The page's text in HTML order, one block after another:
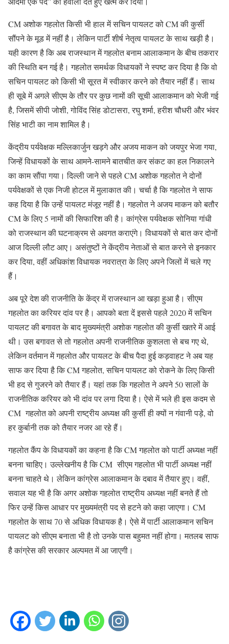
CM अशोक गहलोत किसी भी हाल में सचिन पायलट को CM की कुर्सी
सौंपने के मूड में नहीं है। लेकिन पार्टी शीर्ष नेतृत्व पायलट के साथ खड़ी है।
यही कारण है कि अब राजस्थान में गहलोत बनाम आलाकमान के बीच तकरार
की स्थिति बन गई है। गहलोत समर्थक विधायकों ने स्पष्ट कर दिया है कि वो
सचिन पायलट को किसी भी सूरत में स्वीकार करने को तैयार नहीं हैं। साथ
ही सूबे में अगले सीएम के तौर पर कुछ नामों की सूची आलाकमान को भेजी गई
है, जिसमें सीपी जोशी, गोविंद सिंह डोटासरा, रघु शर्मा, हरीश चौधरी और भंवर
सिंह भाटी का नाम शामिल है।
केंद्रीय पर्यवेक्षक मल्लिकार्जुन खड़गे और अजय माकन को जयपुर भेजा गया,
जिन्हें विधायकों के साथ आमने-सामने बातचीत कर संकट का हल निकालने
का काम सौंपा गया। दिल्ली जाने से पहले CM अशोक गहलोत ने दोनों
पर्यवेक्षकों से एक निजी होटल में मुलाकात की। चर्चा है कि गहलोत ने साफ
कह दिया है कि उन्हें पायलट मंजूर नहीं है। गहलोत ने अजय माकन को बतौर
CM के लिए 5 नामों की सिफारिश की है। कांग्रेस पर्यवेक्षक सोनिया गांधी
को राजस्थान की घटनाक्रम से अवगत कराएंगे। विधायकों से बात कर दोनों
आज दिल्ली लौट आए। असंतुष्टों ने केंद्रीय नेताओं से बात करने से इनकार
कर दिया, वहीं अधिकांश विधायक नवरात्रा के लिए अपने जिलों में चले गए
हैं।
अब पूरे देश की राजनीति के केंद्र में राजस्थान आ खड़ा हुआ है। सीएम
गहलोत का करियर दांव पर है। आपको बता दें इससे पहले 2020 में सचिन
पायलट की बगावत के बाद मुख्यमंत्री अशोक गहलोत की कुर्सी खतरे में आई
थी। उस बगावत से तो गहलोत अपनी राजनीतिक कुशलता से बच गए थे,
लेकिन वर्तमान में गहलोत और पायलट के बीच पैदा हुई कड़वाहट ने अब यह
साफ कर दिया है कि CM गहलोत, सचिन पायलट को रोकने के लिए किसी
भी हद से गुजरने को तैयार हैं। यहां तक कि गहलोत ने अपने 50 सालों के
राजनीतिक करियर को भी दांव पर लगा दिया है। ऐसे में भले ही इस कदम से
CM गहलोत को अपनी राष्ट्रीय अध्यक्ष की कुर्सी ही क्यों न गंवानी पड़े, वो
हर कुर्बानी तक को तैयार नजर आ रहे हैं।
गहलोत कैंप के विधायकों का कहना है कि CM गहलोत को पार्टी अध्यक्ष नहीं
बनना चाहिए। उल्लेखनीय है कि CM सीएम गहलोत भी पार्टी अध्यक्ष नहीं
बनना चाहते थे। लेकिन कांग्रेस आलाकमान के दबाव में तैयार हुए। वहीं,
सवाल यह भी है कि अगर अशोक गहलोत राष्ट्रीय अध्यक्ष नहीं बनते हैं तो
फिर उन्हें किस आधार पर मुख्यमंत्री पद से हटने को कहा जाएगा। CM
गहलोत के साथ 70 से अधिक विधायक है। ऐसे में पार्टी आलाकमान सचिन
पायलट को सीएम बनाता भी है तो उनके पास बहुमत नहीं होगा। मतलब साफ
है कांग्रेस की सरकार अल्पमत में आ जाएगी।